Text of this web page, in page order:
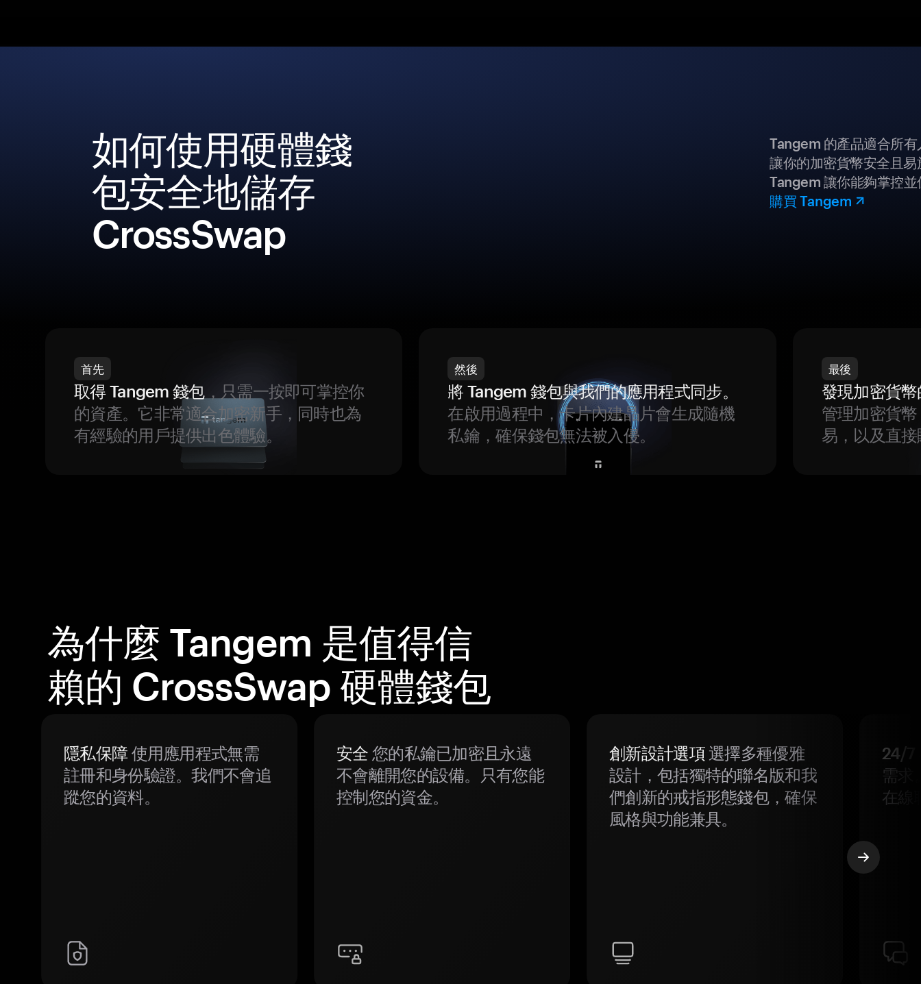
如何使用硬體錢
包安全地儲存
CrossSwap
Tangem 的產品適合所
讓你的加密貨幣安全且
Tangem 讓你能夠掌控
購買 Tangem
首先
取得 Tangem 錢包，只需一按即可掌控你
的資產。它非常適合加密新手，同時也為
有經驗的用戶提供出色體驗。
然後
將 Tangem 錢包與我們的應用程式同步。
在啟用過程中，卡片內建晶片會生成隨機
私鑰，確保錢包無法被入侵。
最後
發現加密貨
管理加密貨
易，以及直
為什麼 Tangem 是值得信
賴的 CrossSwap 硬體錢包
隱私保障使用應用程式無需
註冊和身份驗證。我們不會追
蹤您的資料。
安全 您的私鑰已加密且永遠
不會離開您的設備。只有您能
控制您的資金。
創新設計選項選擇多種優雅
設計，包括獨特的聯名版和我
們創新的戒指形態錢包，確保
風格與功能兼具。
24/7
需求
在線